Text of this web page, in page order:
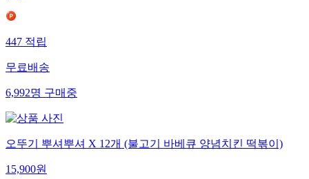
447 적립
무료배송
6,992명 구매중
오뚜기 뿌셔뿌셔 X 12개 (불고기 바베큐 양념치킨 떡볶이)
15,900원